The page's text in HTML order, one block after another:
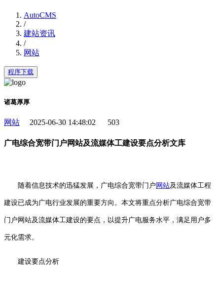
AutoCMS
/
建站资讯
/
网站
程序下载
诸葛厚厚
网站 2025-06-30 14:48:02 503
广电综合宽带门户网站及流媒体工建设要点分析文库
随着信息技术的迅猛发展，广电综合宽带门户 网站及流媒体工程
建设已成为广电行业发展的重要方向。本文将重点分析广电综合宽带
门户网站及流媒体工建设的要点，以提升广电服务水平，满足用户多
元化需求。
建设要点分析